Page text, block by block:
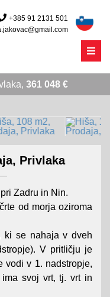
+385 91 2131 501
Menu
361 048 €
Privlaka
Zadru in Nin.
od morja oziroma
ki se nahaja v dveh
V pritličju je
vodi v 1. nadstropje,
svoj vrt, tj. vrt in